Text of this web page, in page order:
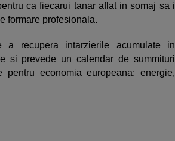
ca fiecarui tanar aflat in somaj sa i
formare profesionala.
a recupera intarzierile acumulate in
si prevede un calendar de summituri
economia europeana: energie,